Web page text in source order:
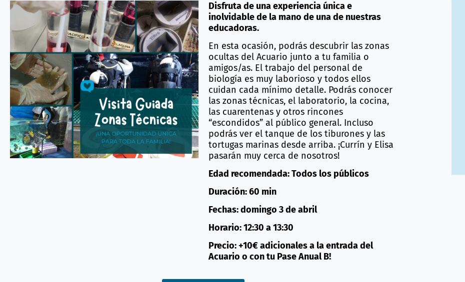
Disfruta de una experiencia única e
inolvidable de la mano de una de nuestras
educadoras.
En esta ocasión, podrás descubrir las zonas
ocultas del Acuario junto a tu familia o
amigos/as. El trabajo del personal de
biología es muy laborioso y todos ellos
cuidan cada mínimo detalle. Podrás conocer
las zonas técnicas, el laboratorio, la cocina,
las cuarentenas y otros rincones
“escondidos” al público general. Incluso
podrás ver el tanque de los tiburones y las
tortugas marinas desde arriba. ¡Currín y Elisa
pasarán muy cerca de nosotros!
Edad recomendada: Todos los públicos
Duración: 60 min
Fechas: domingo 3 de abril
Horario: 12:30 a 13:30
Precio: +10€ adicionales a la entrada del
Acuario o con tu Pase Anual B!